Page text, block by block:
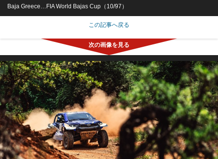
Baja Greece…FIA World Bajas Cup（10/97）
この記事へ戻る